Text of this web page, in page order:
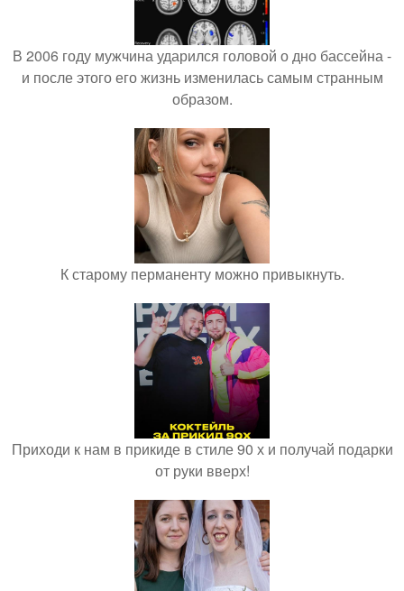
В 2006 году мужчина ударился головой о дно бассейна -
и после этого его жизнь изменилась самым странным
образом.
К старому перманенту можно привыкнуть.
Приходи к нам в прикиде в стиле 90 х и получай подарки
от руки вверх!